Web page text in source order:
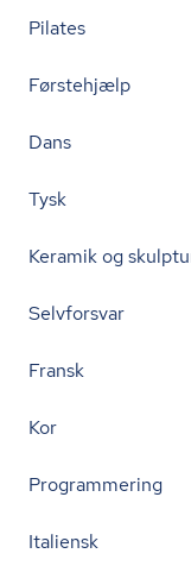
Pilates
Førstehjælp
Dans
Tysk
Keramik og
Selvforsvar
Fransk
Kor
Programmering
Italiensk